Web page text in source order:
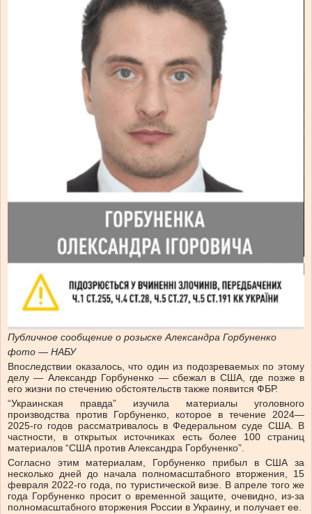
Публичное сообщение о розыске Александра Горбуненко
фото — НАБУ
Впоследствии оказалось, что один из подозреваемых по этому
делу — Александр Горбуненко — сбежал в США, где позже в
его жизни по стечению обстоятельств также появится ФБР.
“Украинская правда” изучила материалы уголовного
производства против Горбуненко, которое в течение 2024—
2025-го годов рассматривалось в Федеральном суде США. В
частности, в открытых источниках есть более 100 страниц
материалов “США против Александра Горбуненко”.
Согласно этим материалам, Горбуненко прибыл в США за
несколько дней до начала полномасштабного вторжения, 15
февраля 2022-го года, по туристической визе. В апреле того же
года Горбуненко просит о временной защите, очевидно, из-за
полномасштабного вторжения России в Украину, и получает ее.